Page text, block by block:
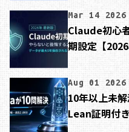
Mar 14 2026
Claude初心
期設定【2026
Aug 01 2026
10年以上未
Lean証明付